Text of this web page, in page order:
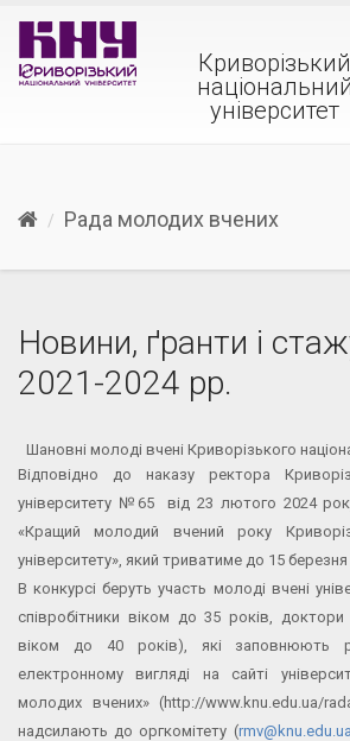
Криворізький
національний
університет
Рада молодих вчених
Новини, ґранти і
2021-2024 рр.
Шановні молоді вчені Криворізького
Відповідно до наказу ректора
університету №65 від 23 лютого 2024
«Кращий молодий вчений року
університету», який триватиме до 15
В конкурсі беруть участь молоді вчені
співробітники віком до 35 років,
віком до 40 років), які заповнюють
електронному вигляді на сайті
молодих вчених» (http://www.knu.edu.ua/
надсилають до оргкомітету (rmv@knu.edu.ua